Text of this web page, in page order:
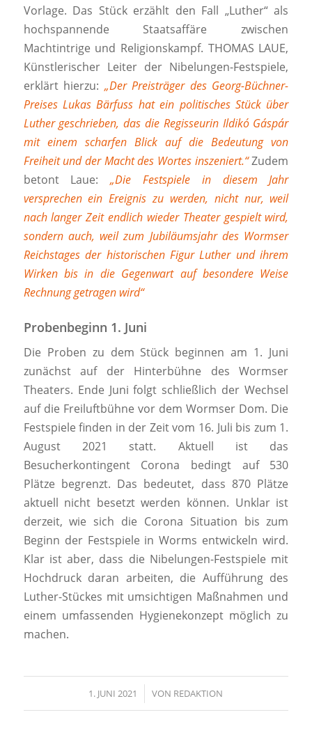
Vorlage. Das Stück erzählt den Fall „Luther“ als
hochspannende Staatsaffäre zwischen
Machtintrige und Religionskampf. THOMAS LAUE,
Künstlerischer Leiter der Nibelungen-Festspiele,
erklärt hierzu: „Der Preisträger des Georg-Büchner-
Preises Lukas Bärfuss hat ein politisches Stück über
Luther geschrieben, das die Regisseurin Ildikó Gáspár
mit einem scharfen Blick auf die Bedeutung von
Freiheit und der Macht des Wortes inszeniert.“Zudem
betont Laue:„Die Festspiele in diesem Jahr
versprechen ein Ereignis zu werden, nicht nur, weil
nach langer Zeit endlich wieder Theater gespielt wird,
sondern auch, weil zum Jubiläumsjahr des Wormser
Reichstages der historischen Figur Luther und ihrem
Wirken bis in die Gegenwart auf besondere Weise
Rechnung getragen wird“
Probenbeginn 1. Juni
Die Proben zu dem Stück beginnen am 1. Juni
zunächst auf der Hinterbühne des Wormser
Theaters. Ende Juni folgt schließlich der Wechsel
auf die Freiluftbühne vor dem Wormser Dom. Die
Festspiele finden in der Zeit vom 16. Juli bis zum 1.
August 2021 statt. Aktuell ist das
Besucherkontingent Corona bedingt auf 530
Plätze begrenzt. Das bedeutet, dass 870 Plätze
aktuell nicht besetzt werden können. Unklar ist
derzeit, wie sich die Corona Situation bis zum
Beginn der Festspiele in Worms entwickeln wird.
Klar ist aber, dass die Nibelungen-Festspiele mit
Hochdruck daran arbeiten, die Aufführung des
Luther-Stückes mit umsichtigen Maßnahmen und
einem umfassenden Hygienekonzept möglich zu
machen.
1. JUNI 2021
/ VON REDAKTION